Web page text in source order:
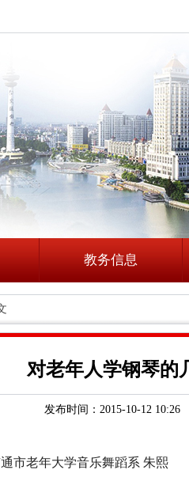
教务信息
对老年人学钢琴的
发布时间：2015-10-12
音乐舞蹈系 朱熙